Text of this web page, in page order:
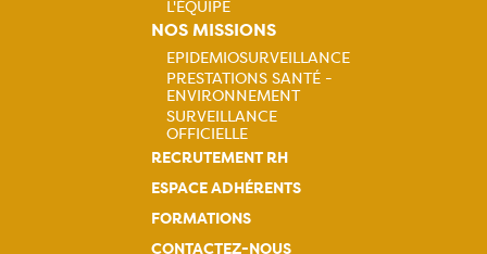
Navigation
principale
L'ÉQUIPE
NOS MISSIONS
Navigation
principale
EPIDEMIOSURVEILLANCE
PRESTATIONS SANTÉ -
ENVIRONNEMENT
SURVEILLANCE
OFFICIELLE
RECRUTEMENT RH
ESPACE ADHÉRENTS
FORMATIONS
CONTACTEZ-NOUS